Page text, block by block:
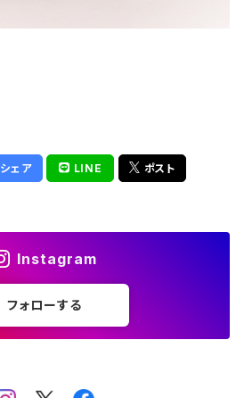
シェア LINE ポスト
Instagram
フォローする